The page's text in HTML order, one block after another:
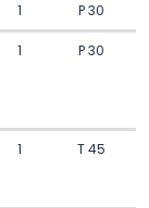
1 P 30
1 P 30
1 T 45